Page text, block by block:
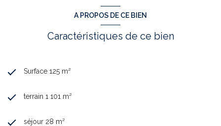
A PROPOS DE CE BIEN
Caractéristiques de ce bien
Surface 125 m²
terrain 1 101 m²
séjour 28 m²